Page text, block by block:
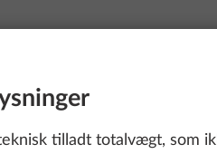
tilladt totalvægt, som